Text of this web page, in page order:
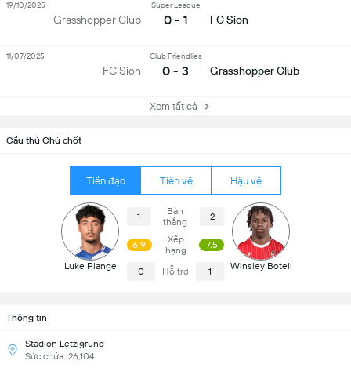
Cầu thủ Chủ chốt
Tiền đạo Tiền vệ Hậu vệ
Luke Plange
1
Bàn
thắng
2
6.9
Xếp
hạng
7.5
0 Hỗ trợ 1 Winsley Boteli
Thông tin
Stadion Letzigrund
Sức chứa: 26,104
Grasshopper Club
Super League
0 - 1 FC Sion
19/10/2025
FC Sion
Club Friendlies
0 - 3 Grasshopper Club
11/07/2025
Xem tất cả